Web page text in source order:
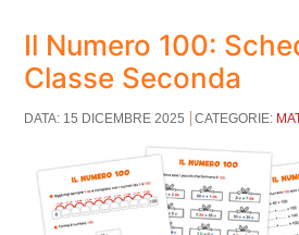
Il Numero 100:
Classe Seconda
DATA: 15 DICEMBRE 2025 CATEGORIE: